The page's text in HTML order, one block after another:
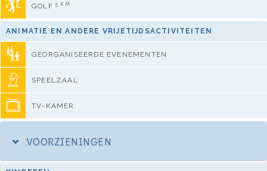
GOLF 5 KM
ANIMATIE EN ANDERE VRIJETIJDSACTIVITEITEN
GEORGANISEERDE EVENEMENTEN
SPEELZAAL
TV-KAMER
VOORZIENINGEN